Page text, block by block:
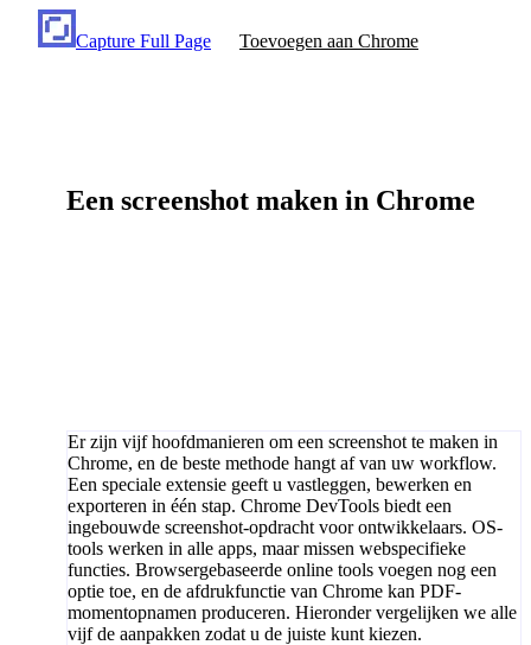
Capture Full Page Toevoegen aan Chrome
Een screenshot maken in Chrome
Er zijn vijf hoofdmanieren om een screenshot te maken in
Chrome, en de beste methode hangt af van uw workflow.
Een speciale extensie geeft u vastleggen, bewerken en
exporteren in één stap. Chrome DevTools biedt een
ingebouwde screenshot-opdracht voor ontwikkelaars. OS-
tools werken in alle apps, maar missen webspecifieke
functies. Browsergebaseerde online tools voegen nog een
optie toe, en de afdrukfunctie van Chrome kan PDF-
momentopnamen produceren. Hieronder vergelijken we alle
vijf de aanpakken zodat u de juiste kunt kiezen.